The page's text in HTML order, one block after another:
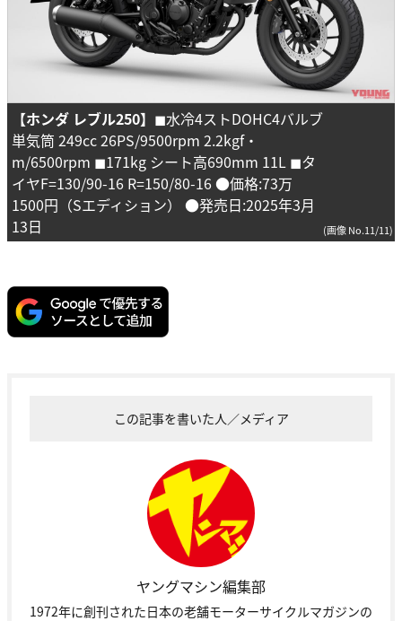
【ホンダ レブル250】 ◼︎水冷4ストDOHC4バルブ
単気筒 249cc 26PS/9500rpm 2.2kgf・
m/6500rpm ◼︎171kg シート高690mm 11L ◼︎タ
イヤF=130/90-16 R=150/80-16 ●価格:73万
1500円（Sエディション） ●発売日:2025年3月
13日
(画像 No.11/11)
この記事を書いた人／メディア
ヤングマシン編集部
1972年に創刊された日本の老舗モーターサイクルマガジンの